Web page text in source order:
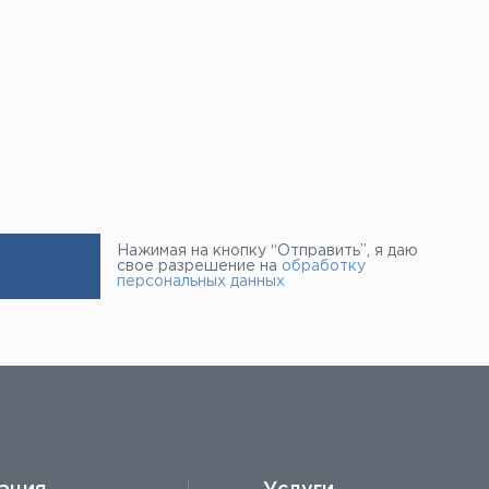
Нажимая на кнопку “Отправить”, я даю
свое разрешение на обработку
персональных данных